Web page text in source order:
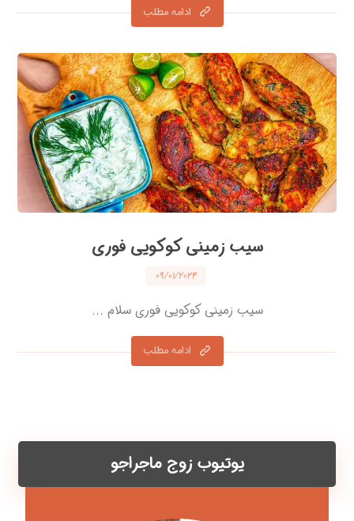
ادامه مطلب
سیب زمینی کوکویی فوری
۰۹/۰۱/۲۰۲۴
سیب زمینی کوکویی فوری سلام ...
ادامه مطلب
یوتیوب زوج ماجراجو